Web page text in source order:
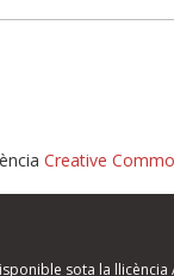
Creative
sota la llicència